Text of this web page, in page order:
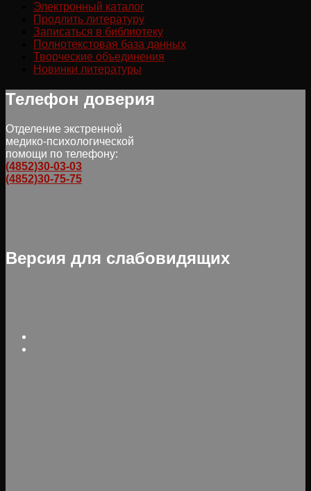
Электронный каталог
Продлить литературу
Записаться в библиотеку
Полнотекстовая база данных
Творческие объединения
Новинки литературы
Телефон доверия
Отделение экстренной
медико-психологической
помощи по телефону:
(4852)30-03-03
(4852)30-75-75
Версия для слабовидящих